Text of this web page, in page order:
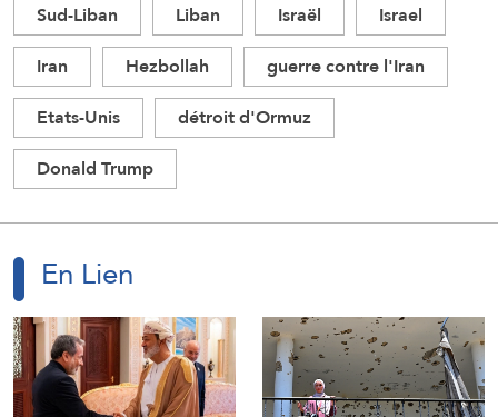
Sud-Liban Liban Israël
Israel
Iran
Hezbollah
guerre contre l'Iran
Etats-Unis
détroit d'Ormuz
Donald Trump
En Lien